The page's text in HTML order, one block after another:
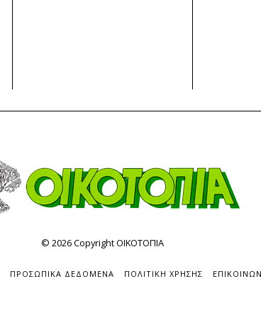
© 2026Copyright ΟΙΚΟΤΟΠΙΑ
ΠΡΟΣΩΠΙΚΑ ΔΕΔΟΜΕΝΑ ΠΟΛΙΤΙΚΗ ΧΡΗΣΗΣ